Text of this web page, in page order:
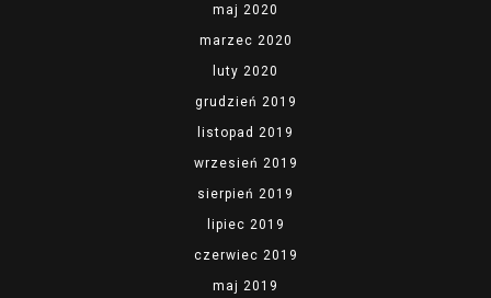
maj 2020
marzec 2020
luty 2020
grudzień 2019
listopad 2019
wrzesień 2019
sierpień 2019
lipiec 2019
czerwiec 2019
maj 2019